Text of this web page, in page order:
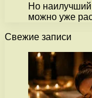
Но наилучший
можно уже
Свежие записи